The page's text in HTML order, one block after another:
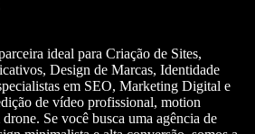
ideal para Criação de Sites,
Design de Marcas, Identidade
em SEO, Marketing Digital e
de vídeo profissional, motion
Se você busca uma agência de